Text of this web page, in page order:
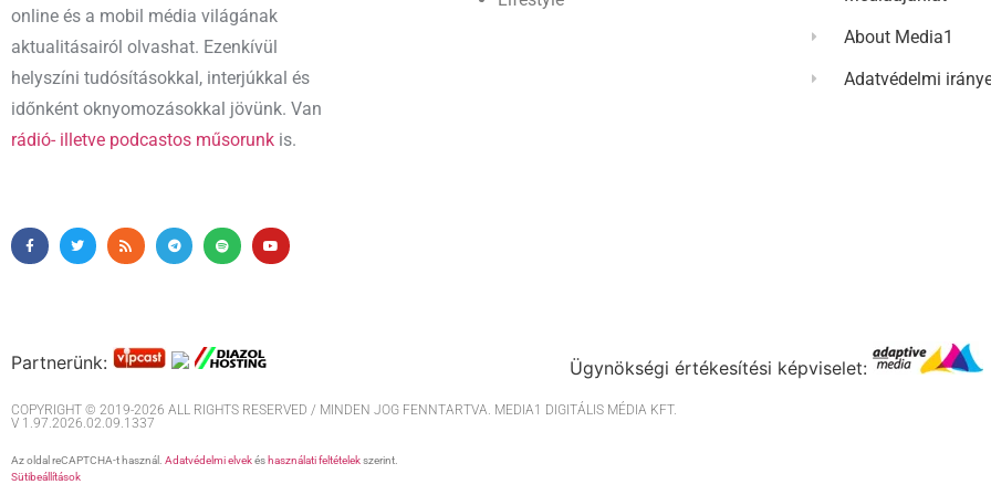
online és a mobil média világának
aktualitásairól olvashat. Ezenkívül
helyszíni tudósításokkal, interjúkkal és
időnként oknyomozásokkal jövünk. Van
rádió- illetve podcastos műsorunk is.
About Media1
Adatvédelmi
Partnerünk: Ügynökségi értékesítési képviselet:
COPYRIGHT © 2019-2026 ALL RIGHTS RESERVED / MINDEN JOG FENNTARTVA. MEDIA1 DIGITÁLIS MÉDIA KFT.
V 1.97.2026.02.09.1337
Az oldal reCAPTCHA-t használ. Adatvédelmi elvekés használati feltételekszerint.
Sütibeállítások